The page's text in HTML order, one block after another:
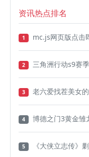
资讯热点排名
1 mc.js网页版点击
2 三角洲行动s9赛
3 老六爱找茬美女
4 博德之门3黄金雏
5 《大侠立志传》